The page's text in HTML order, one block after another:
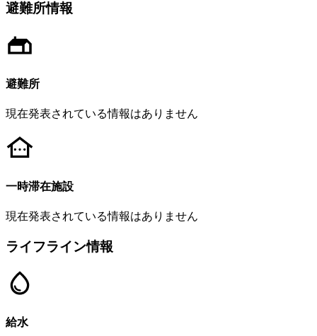
避難所情報
避難所
現在発表されている情報はありません
一時滞在施設
現在発表されている情報はありません
ライフライン情報
給水